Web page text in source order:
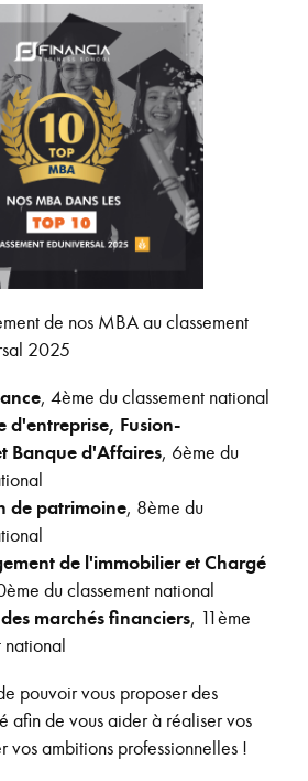
de nos MBA au classement
2025
, 4ème du classement national
d'entreprise, Fusion-
Banque d'Affaires, 6ème du
de patrimoine, 8ème du
de l'immobilier et Chargé
du classement national
marchés financiers, 11ème
national
pouvoir vous proposer des
afin de vous aider à réaliser vos
vos ambitions professionnelles !